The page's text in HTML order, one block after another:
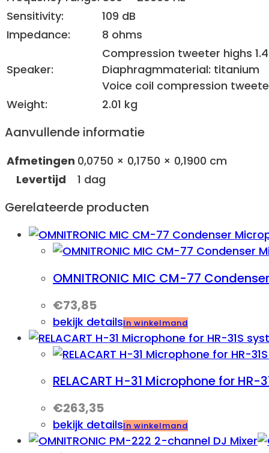
Sensitivity:
109 dB
Impedance:
8 ohms
Speaker:
Compression tweeter highs
Diaphragmmaterial: titanium
Voice coil compression
Weight:
2.01 kg
Aanvullende informatie
Afmetingen 0,0750 × 0,1750 × 0,1900 cm
Levertijd
1 dag
Gerelateerde producten
OMNITRONIC MIC CM-77
€73,85
bekijk detailsIn winkelmand
RELACART H-31 Microphone for HR-
€263,35
bekijk detailsIn winkelmand